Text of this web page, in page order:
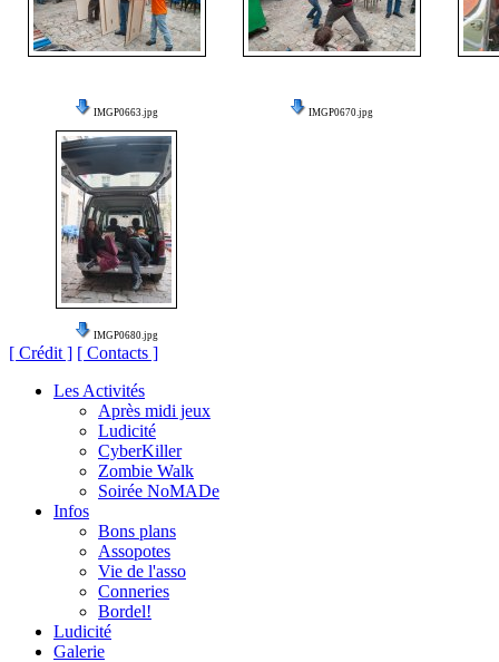
IMGP0663.jpg IMGP0670.jpg
IMGP0680.jpg
[ Crédit ] [ Contacts ]
Les Activités
Après midi jeux
Ludicité
CyberKiller
Zombie Walk
Soirée NoMADe
Infos
Bons plans
Assopotes
Vie de l'asso
Conneries
Bordel!
Ludicité
Galerie